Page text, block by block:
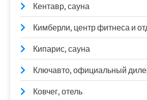
Кентавр, сауна
Кимберли, центр фитнеса и
Кипарис, сауна
Ключавто, официальный
Ковчег, отель